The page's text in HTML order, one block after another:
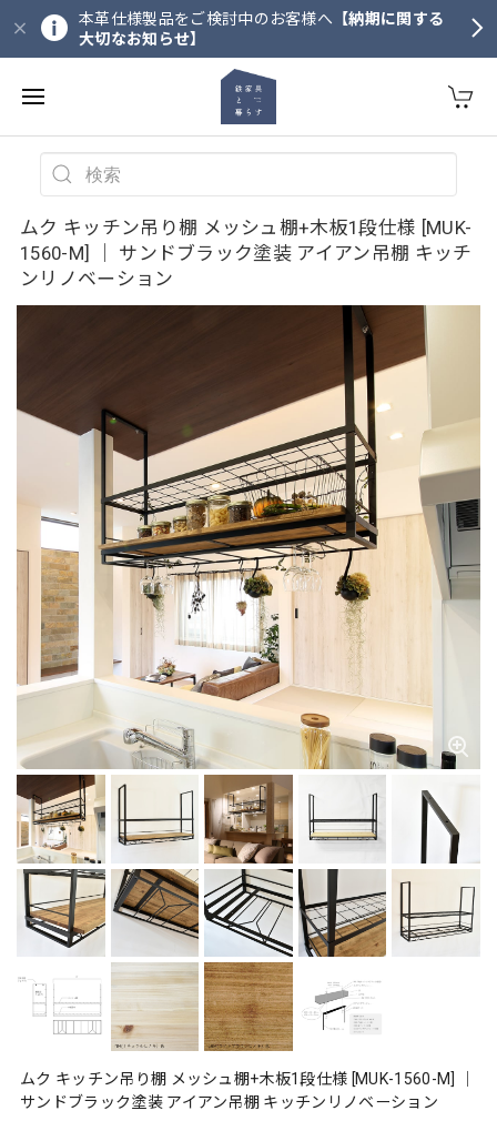
本革仕様製品をご検討中のお客様へ 【納期に関する
大切なお知らせ】
ムク キッチン吊り棚 メッシュ棚+木板1段仕様 [MUK-
1560-M] ｜ サンドブラック塗装 アイアン吊棚 キッチ
ンリノベーション
ムク キッチン吊り棚 メッシュ棚+木板1段仕様 [MUK-1560-M] ｜
サンドブラック塗装 アイアン吊棚 キッチンリノベーション